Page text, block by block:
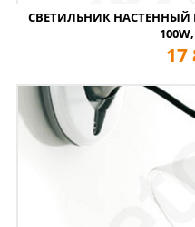
СВЕТИЛЬНИК НАСТЕННЫЙ
17